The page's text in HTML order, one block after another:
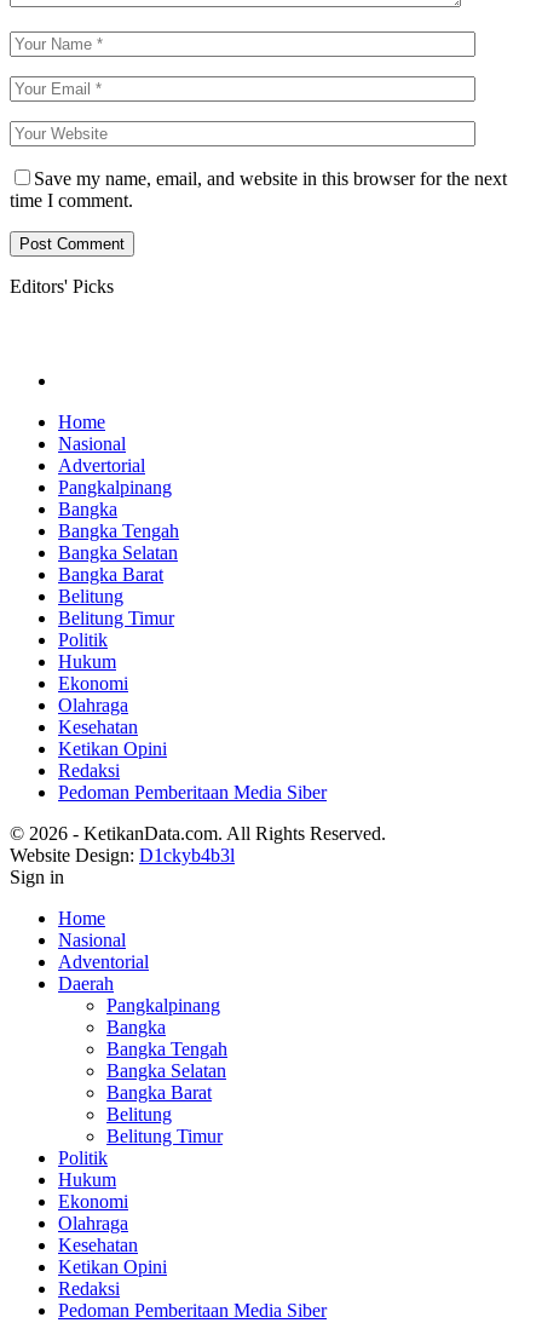
Save my name, email, and website in this browser for the next
time I comment.
Editors' Picks
Home
Nasional
Advertorial
Pangkalpinang
Bangka
Bangka Tengah
Bangka Selatan
Bangka Barat
Belitung
Belitung Timur
Politik
Hukum
Ekonomi
Olahraga
Kesehatan
Ketikan Opini
Redaksi
Pedoman Pemberitaan Media Siber
© 2026 - KetikanData.com. All Rights Reserved.
Website Design: D1ckyb4b3l
Sign in
Home
Nasional
Adventorial
Daerah
Pangkalpinang
Bangka
Bangka Tengah
Bangka Selatan
Bangka Barat
Belitung
Belitung Timur
Politik
Hukum
Ekonomi
Olahraga
Kesehatan
Ketikan Opini
Redaksi
Pedoman Pemberitaan Media Siber